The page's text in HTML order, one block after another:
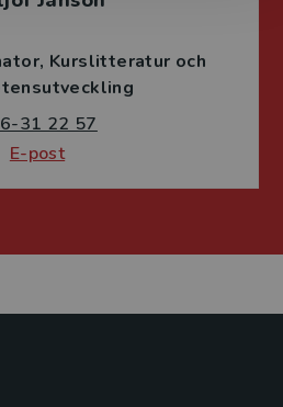
Kurslitteratur och
31 22 57
E-post